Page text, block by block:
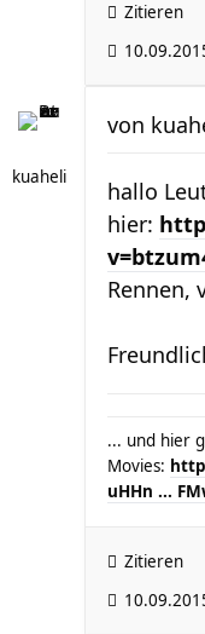
Zitieren
kuaheli
von
hallo
hier:
Rennen,
... und hier
Movies:
uHHn ...
Zitieren